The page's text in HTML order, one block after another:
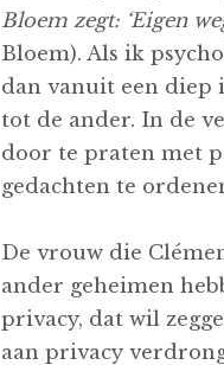
Bloem zegt: ‘Eigen
Bloem). Als ik
dan vanuit een
tot de ander. In de
door te praten met
gedachten te
De vrouw die
ander geheimen
privacy, dat wil
aan privacy